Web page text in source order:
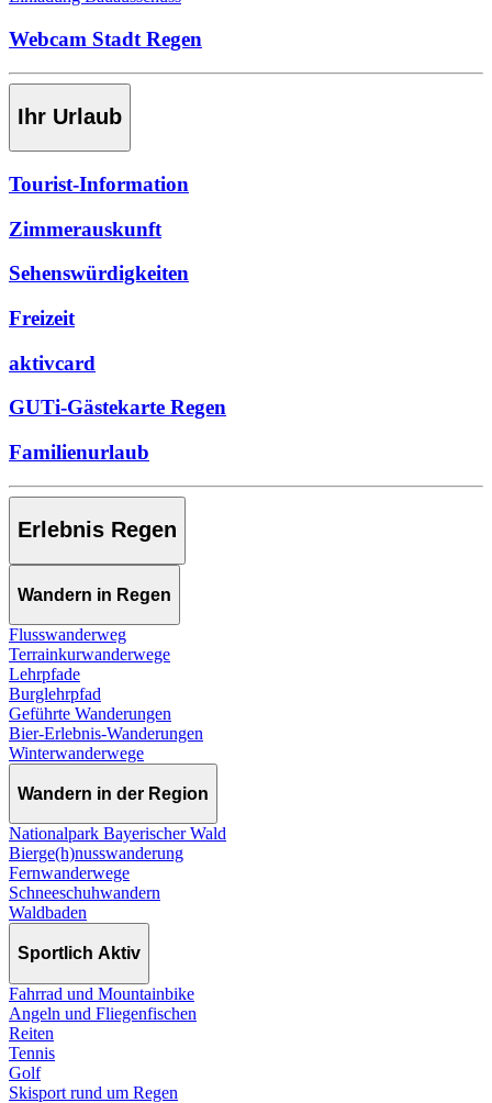
Webcam Stadt Regen
Ihr Urlaub
Tourist-Information
Zimmerauskunft
Sehenswürdigkeiten
Freizeit
aktivcard
GUTi-Gästekarte Regen
Familienurlaub
Erlebnis Regen
Wandern in Regen
Flusswanderweg
Terrainkurwanderwege
Lehrpfade
Burglehrpfad
Geführte Wanderungen
Bier-Erlebnis-Wanderungen
Winterwanderwege
Wandern in der Region
Nationalpark Bayerischer Wald
Bierge(h)nusswanderung
Fernwanderwege
Schneeschuhwandern
Waldbaden
Sportlich Aktiv
Fahrrad und Mountainbike
Angeln und Fliegenfischen
Reiten
Tennis
Golf
Skisport rund um Regen